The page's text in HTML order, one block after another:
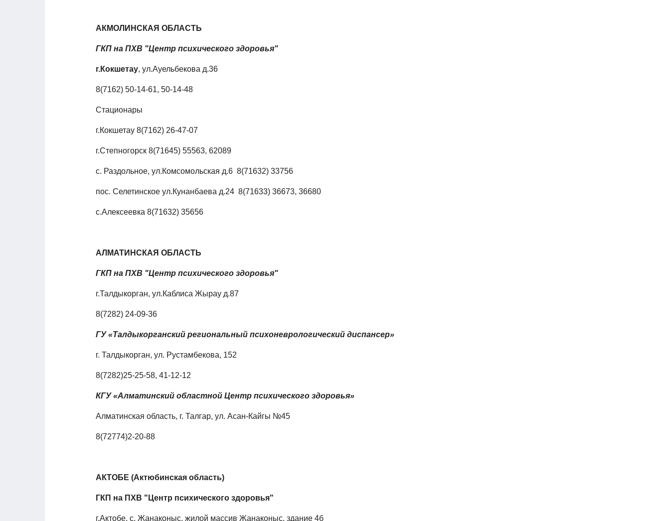
АКМОЛИНСКАЯ ОБЛАСТЬ
ГКП на ПХВ "Центр психического здоровья"
г.Кокшетау, ул.Ауельбекова д.36
8(7162) 50-14-61, 50-14-48
Стационары
г.Кокшетау 8(7162) 26-47-07
г.Степногорск 8(71645) 55563, 62089
с. Раздольное, ул.Комсомольская д.6 8(71632) 33756
пос. Селетинское ул.Кунанбаева д.24 8(71633) 36673, 36680
с.Алексеевка 8(71632) 35656
АЛМАТИНСКАЯ ОБЛАСТЬ
ГКП на ПХВ "Центр психического здоровья"
г.Талдыкорган, ул.Каблиса Жырау д.87
8(7282) 24-09-36
ГУ «Талдыкорганский региональный психоневрологический диспансер»
г. Талдыкорган, ул. Рустамбекова, 152
8(7282)25-25-58, 41-12-12
КГУ «Алматинский областной Центр психического здоровья»
Алматинская область, г. Талгар, ул. Асан-Кайгы №45
8(72774)2-20-88
АКТОБЕ (Актюбинская область)
ГКП на ПХВ "Центр психического здоровья"
г.Актобе, с. Жанаконыс, жилой массив Жанаконыс, здание 4б